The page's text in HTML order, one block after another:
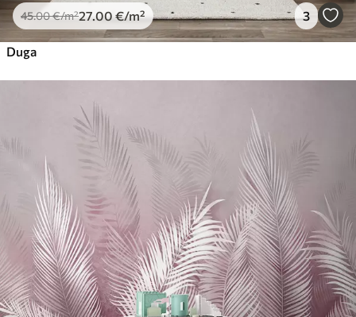
45.00€/m²27.00 €/m² 3
Duga